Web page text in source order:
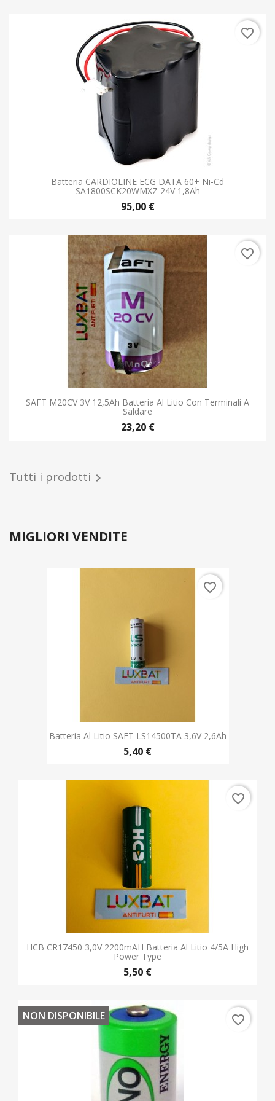
Batteria CARDIOLINE ECG DATA 60+ Ni-Cd
SA1800SCK20WMXZ 24V 1,8Ah
SAFT M20CV 3V 12,5Ah Batteria Al Litio Con Terminali A
Saldare
23,20 €
Tutti i prodotti 
Batteria Al Litio SAFT LS14500TA 3,6V 2,6Ah
5,40 €
HCB CR17450 3,0V 2200mAH Batteria Al Litio 4/5A High
Power Type
5,50 €
Batteria Al Litio XENO ENERGY XLP-050F Size 1/2AA 3,6V
1,2Ah
3,50 €
NON DISPONIBILE